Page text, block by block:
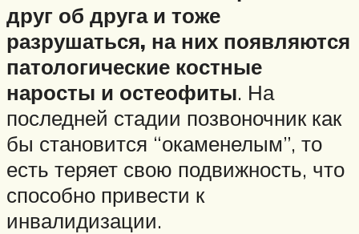
друг об друга и тоже
разрушаться, на них появляются
патологические костные
наросты и остеофиты. На
последней стадии позвоночник как
бы становится “окаменелым”, то
есть теряет свою подвижность, что
способно привести к
инвалидизации.